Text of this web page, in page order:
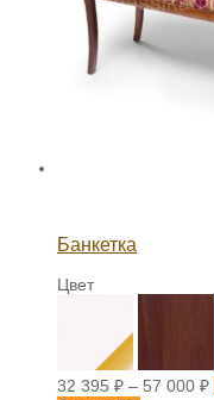
Банкетка
Цвет
32 395 ₽ – 57 000 ₽